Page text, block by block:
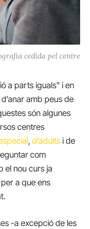
cedida pel centre
a parts iguals” i en
amb peus de
són algunes
centres
, d’adults i de
com
el nou curs ja
a que ens
-a excepció de les